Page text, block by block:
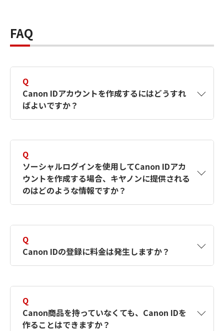
FAQ
Q
Canon IDアカウントを作成するにはどうすれ
ばよいですか？
す。詳しい作成方法は【カメラ】Canon IDとは
何ですか？Canon IDの作成方法は？をご確認く
ださい。
Q
ソーシャルログインを使用してCanon IDアカ
ウントを作成する場合、キヤノンに提供される
のはどのような情報ですか？
択したサービスから取得します。アカウントを
簡単に作成できるように、この情報を使用して
Canon IDの登録フォームを入力します。
Q
Canon IDの登録に料金は発生しますか？
Q
Canon商品を持っていなくても、Canon IDを
作ることはできますか？